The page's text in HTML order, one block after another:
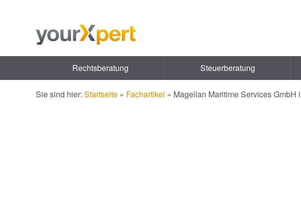
Rechtsberatung Steuerberatung
Sie sind hier: Startseite » Fachartikel » Magellan Maritime Services GmbH